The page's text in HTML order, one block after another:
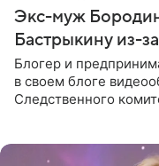
Экс-муж
Бастрыкину из-
Блогер и
в своем блоге
Следственного